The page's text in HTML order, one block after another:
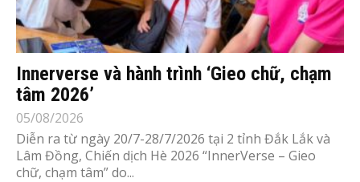
Innerverse và hành trình ‘Gieo chữ, chạm
tâm 2026’
05/08/2026
Diễn ra từ ngày 20/7-28/7/2026 tại 2 tỉnh Đắk Lắk và
Lâm Đồng, Chiến dịch Hè 2026 “InnerVerse – Gieo
chữ, chạm tâm” do...